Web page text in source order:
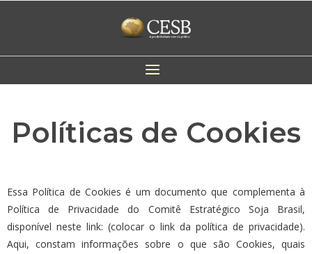
Políticas de Cookies
Essa Política de Cookies é um documento que complementa à
Política de Privacidade do Comitê Estratégico Soja Brasil,
disponível neste link: (colocar o link da política de privacidade).
Aqui, constam informações sobre o que são Cookies, quais